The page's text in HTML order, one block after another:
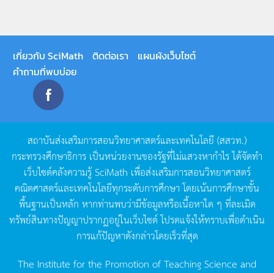
เกี่ยวกับ SciMath ติดต่อเรา
แผนผังเว็บไซต์
คำถามที่พบบ่อย
สถาบันส่งเสริมการสอนวิทยาศาสตร์และเทคโนโลยี (สสวท.)
กระทรวงศึกษาธิการ เป็นหน่วยงานของรัฐที่ไม่แสวงหากำไรได้จัดทำ
เว็บไซต์คลังความรู้SciMath เพื่อส่งเสริมการสอนวิทยาศาสตร์
คณิตศาสตร์และเทคโนโลยีทุกระดับการศึกษา โดยเน้นการศึกษาขั้น
พื้นฐานเป็นหลัก หากท่านพบว่ามีข้อมูลหรือเนื้อหาใด ๆ ที่ละเมิด
ทรัพย์สินทางปัญญาปรากฏอยู่ในเว็บไซต์โปรดแจ้งให้ทราบเพื่อดำเนิน
การแก้ปัญหาดังกล่าวโดยเร็วที่สุด
The Institute for the Promotion of Teaching Science and